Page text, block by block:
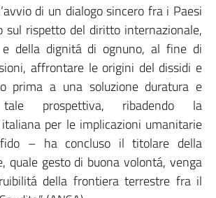
di un dialogo sincero fra i Paesi
sul rispetto del diritto internazionale,
della dignitá di ognuno, al fine di
affrontare le origini del dissidi e
prima a una soluzione duratura e
tale prospettiva, ribadendo la
italiana per le implicazioni umanitarie
– ha concluso il titolare della
quale gesto di buona volontá, venga
della frontiera terrestre fra il